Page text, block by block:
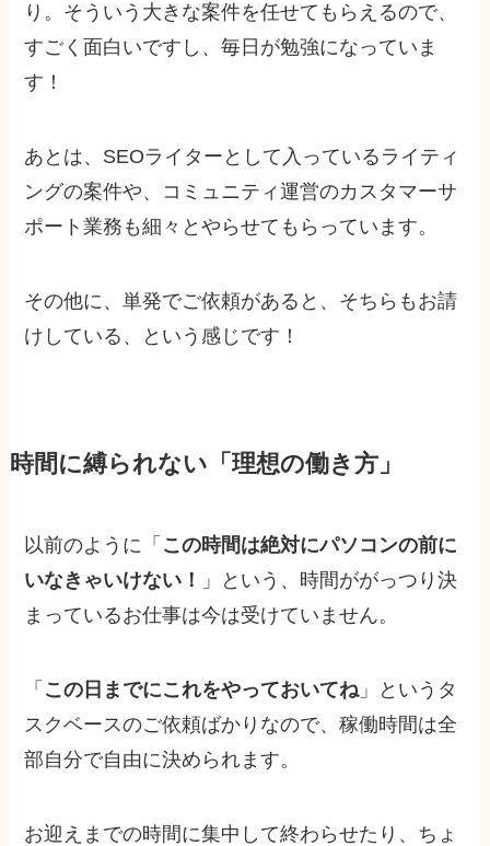
り。そういう大きな案件を任せてもらえるので、
すごく面白いですし、毎日が勉強になっていま
す！
あとは、SEOライターとして入っているライティ
ングの案件や、コミュニティ運営のカスタマーサ
ポート業務も細々とやらせてもらっています。
その他に、単発でご依頼があると、そちらもお請
けしている、という感じです！
時間に縛られない「理想の働き方」
以前のように「 この時間は絶対にパソコンの前に
いなきゃいけない！
」という、時間ががっつり決
まっているお仕事は今は受けていません。
「 この日までにこれをやっておいてね 」というタ
スクベースのご依頼ばかりなので、稼働時間は全
部自分で自由に決められます。
お迎えまでの時間に集中して終わらせたり、ちょ